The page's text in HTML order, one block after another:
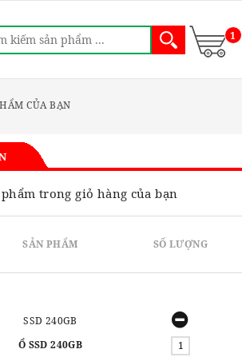
1
CỦA BẠN
phẩm trong giỏ hàng của bạn
SẢN PHẨM SỐ LƯỢNG
SSD 240GB
Ổ SSD 240GB